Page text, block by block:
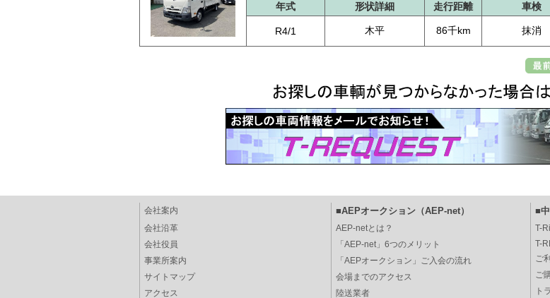
年式 形状詳細 走行距離 車検
R4/1 木平 86千km 抹消
会社案内 ■AEPオークション（AEP-net） ■
会社沿革
会社役員
事業所案内
サイトマップ
アクセス
AEP-netとは？
「AEP-net」6つのメリット
「AEPオークション」ご入会の流れ
会場までのアクセス
陸送業者
T-
T-
ご
ご
ト